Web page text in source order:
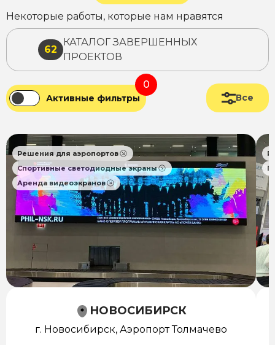
Некоторые работы, которые нам нравятся
62
КАТАЛОГ ЗАВЕРШЕННЫХ
ПРОЕКТОВ
Активные фильтры
0
Все
Решения для аэропортов
Спортивные светодиодные экраны
Аренда видеоэкранов
НОВОСИБИРСК
г. Новосибирск, Аэропорт Толмачево